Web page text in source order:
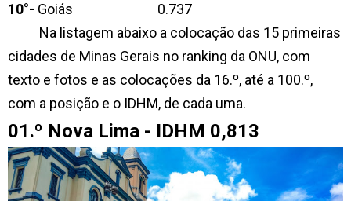
10°- Goiás 0.737
Na listagem abaixo a colocação das 15 primeiras
cidades de Minas Gerais no ranking da ONU, com
texto e fotos e as colocações da 16.º, até a 100.º,
com a posição e o IDHM, de cada uma.
01.º Nova Lima - IDHM 0,813